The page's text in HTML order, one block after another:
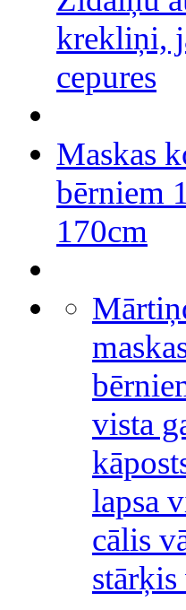
krekliņi,
cepures
Maskas
bērniem
170cm
vista
lapsa
cālis
stārķis